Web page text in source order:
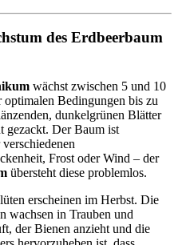
des Erdbeerbaum
wächst zwischen 5 und 10
Bedingungen bis zu
dunkelgrünen Blätter
gezackt. Der Baum ist
Frost oder Wind – der
übersteht diese problemlos.
erscheinen im Herbst. Die
wachsen in Trauben und
der Bienen anzieht und die